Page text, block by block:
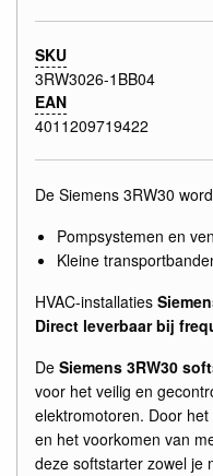
SKU
3RW3026-1BB04
EAN
4011209719422
De Siemens 3RW30
Pompsystemen en
Kleine
HVAC-installaties
Direct leverbaar bij
De Siemens 3RW30
voor het veilig en
elektromotoren. Door
en het voorkomen van
deze softstarter zowel je